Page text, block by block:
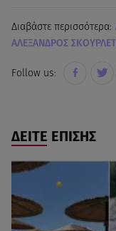
Διαβάστε περισσότερα:
ΑΛΕΞΑΝΔΡΟΣ
Follow us:
ΔΕΙΤΕ ΕΠΙΣΗΣ